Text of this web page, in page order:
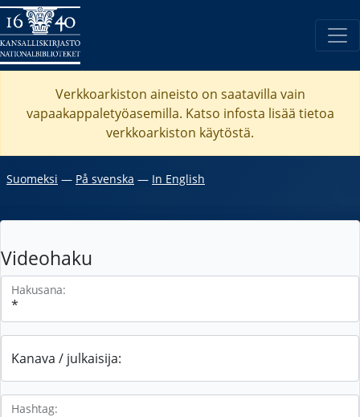
Verkkoarkiston aineisto on saatavilla vain
vapaakappaletyöasemilla. Katso infosta lisää tietoa
verkkoarkiston käytöstä.
Suomeksi ― På svenska ― In English
Videohaku
Hakusana:
Kanava / julkaisija:
Hashtag: